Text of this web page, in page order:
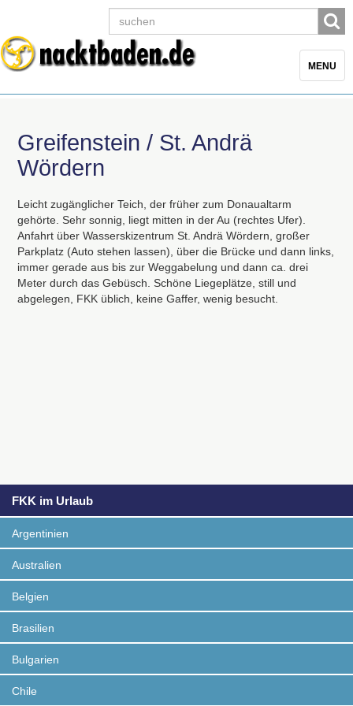
Toggle
MENU
Greifenstein / St. Andrä
Wördern
Leicht zugänglicher Teich, der früher zum Donaualtarm
gehörte. Sehr sonnig, liegt mitten in der Au (rechtes Ufer).
Anfahrt über Wasserskizentrum St. Andrä Wördern, großer
Parkplatz (Auto stehen lassen), über die Brücke und dann links,
immer gerade aus bis zur Weggabelung und dann ca. drei
Meter durch das Gebüsch. Schöne Liegeplätze, still und
abgelegen, FKK üblich, keine Gaffer, wenig besucht.
FKK im Urlaub
Argentinien
Australien
Belgien
Brasilien
Bulgarien
Chile